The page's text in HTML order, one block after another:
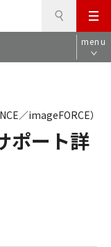
メ
ニ
ュ
menu
ポート詳
／imageFORCE）